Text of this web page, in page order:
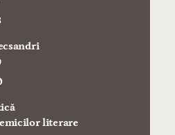
literare